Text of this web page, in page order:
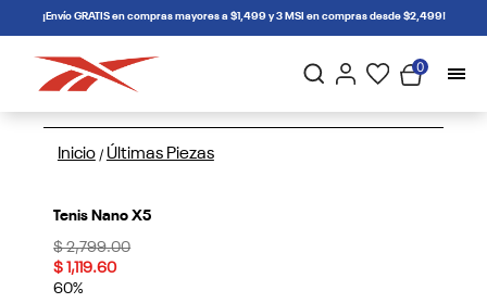
connectif¡Envío GRATIS en compras mayores a $1,499 y 3 MSI en compras desde $2,499!
0
Inicio / Últimas Piezas
Tenis Nano X5
Price reduced from
$ 2,799.00to
$ 1,119.60
60%